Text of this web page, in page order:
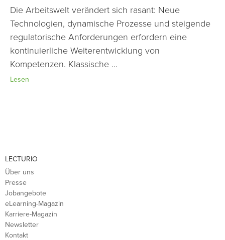
Die Arbeitswelt verändert sich rasant: Neue
Technologien, dynamische Prozesse und steigende
regulatorische Anforderungen erfordern eine
kontinuierliche Weiterentwicklung von
Kompetenzen. Klassische ...
Lesen
LECTURIO
Über uns
Presse
Jobangebote
eLearning-Magazin
Karriere-Magazin
Newsletter
Kontakt